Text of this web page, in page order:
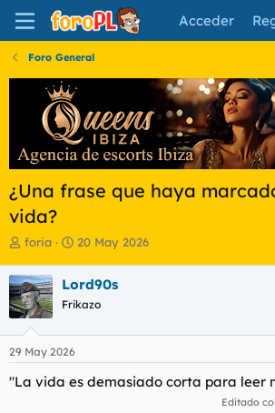
Acceder
Foro General
¿Una frase que haya
vida?
I
i
c
i
a
d
o
d
foria
F
h
a
e
i
20 May 2026
Lord90s
Frikazo
29 May 2026
"La vida es demasiado corta para leer
Editado